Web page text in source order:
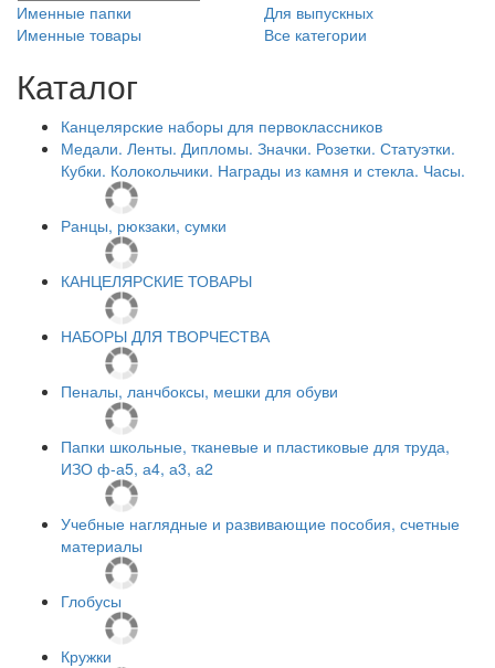
Именные папки
Для выпускных
Именные товары
Все категории
Каталог
Канцелярские наборы для первоклассников
Медали. Ленты. Дипломы. Значки. Розетки. Статуэтки.
Кубки. Колокольчики. Награды из камня и стекла. Часы.
Ранцы, рюкзаки, сумки
КАНЦЕЛЯРСКИЕ ТОВАРЫ
НАБОРЫ ДЛЯ ТВОРЧЕСТВА
Пеналы, ланчбоксы, мешки для обуви
Папки школьные, тканевые и пластиковые для труда,
ИЗО ф-а5, а4, а3, а2
Учебные наглядные и развивающие пособия, счетные
материалы
Глобусы
Кружки